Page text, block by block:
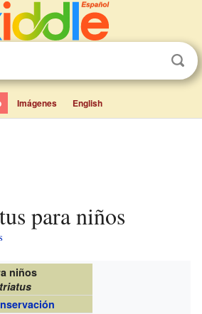
Imágenes English
para niños
niños